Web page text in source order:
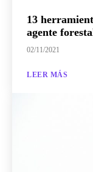
13
agente
02/11/2021
LEER MÁS